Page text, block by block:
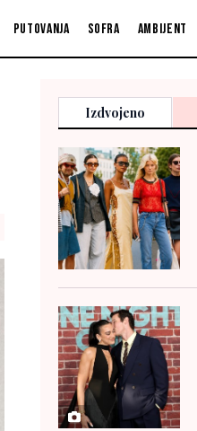
Putovanja Sofra Ambijent
Izdvojeno